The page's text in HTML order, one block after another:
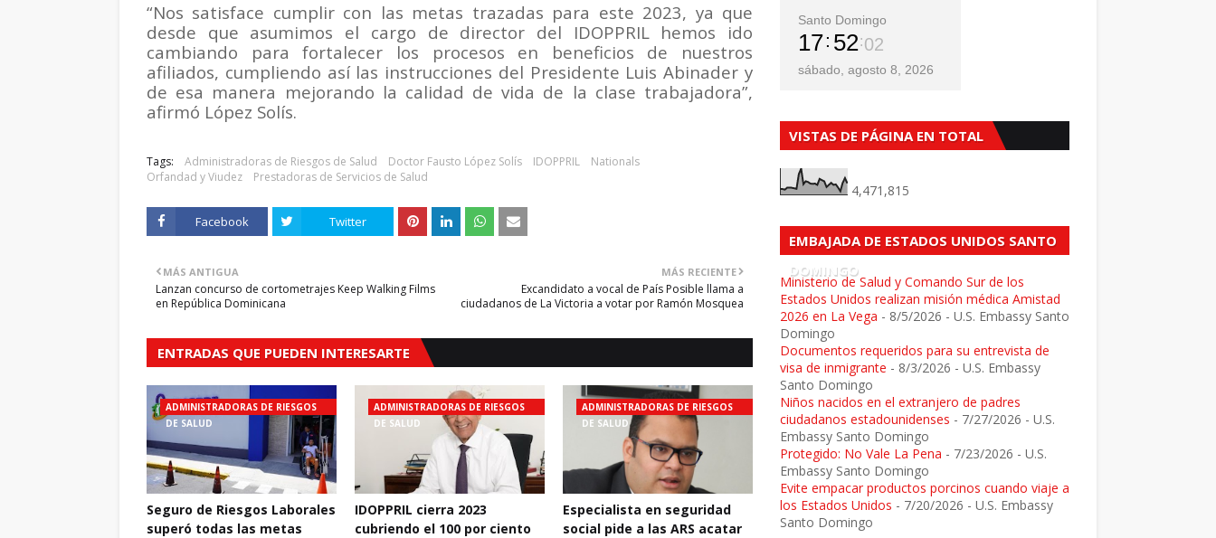
“Nos satisface cumplir con las metas trazadas para este 2023, ya que
desde que asumimos el cargo de director del IDOPPRIL hemos ido
cambiando para fortalecer los procesos en beneficios de nuestros
afiliados, cumpliendo así las instrucciones del Presidente Luis Abinader y
de esa manera mejorando la calidad de vida de la clase trabajadora”,
afirmó López Solís.
Tags: Administradoras de Riesgos de Salud Doctor Fausto López Solís IDOPPRIL
Nationals
Orfandad y Viudez
Prestadoras de Servicios de Salud
Facebook Twitter
MÁS RECIENTE
Excandidato a vocal de País Posible llama a
ciudadanos de La Victoria a votar por Ramón Mosquea
MÁS ANTIGUA
Lanzan concurso de cortometrajes Keep Walking Films
en República Dominicana
ENTRADAS QUE PUEDEN INTERESARTE
ADMINISTRADORAS DE RIESGOS
DE SALUD
Seguro de Riesgos Laborales
superó todas las metas
ADMINISTRADORAS DE RIESGOS
DE SALUD
IDOPPRIL cierra 2023
cubriendo el 100 por ciento
ADMINISTRADORAS DE RIESGOS
DE SALUD
Especialista en seguridad
social pide a las ARS acatar
Santo Domingo
17 52 03
sábado, agosto 8, 2026
VISTAS DE PÁGINA EN TOTAL
4,471,815
EMBAJADA DE ESTADOS UNIDOS SANTO
DOMINGO
Ministerio de Salud y Comando Sur de los
Estados Unidos realizan misión médica Amistad
2026 en La Vega - 8/5/2026 - U.S. Embassy Santo
Domingo
Documentos requeridos para su entrevista de
visa de inmigrante - 8/3/2026 - U.S. Embassy
Santo Domingo
Niños nacidos en el extranjero de padres
ciudadanos estadounidenses - 7/27/2026 - U.S.
Embassy Santo Domingo
Protegido: No Vale La Pena - 7/23/2026 - U.S.
Embassy Santo Domingo
Evite empacar productos porcinos cuando viaje a
los Estados Unidos - 7/20/2026 - U.S. Embassy
Santo Domingo